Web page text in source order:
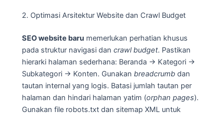
2. Optimasi Arsitektur Website dan Crawl Budget
SEO website baru memerlukan perhatian khusus
pada struktur navigasi dan crawl budget. Pastikan
hierarki halaman sederhana: Beranda → Kategori →
Subkategori → Konten. Gunakan breadcrumb dan
tautan internal yang logis. Batasi jumlah tautan per
halaman dan hindari halaman yatim (orphan pages).
Gunakan file robots.txt dan sitemap XML untuk